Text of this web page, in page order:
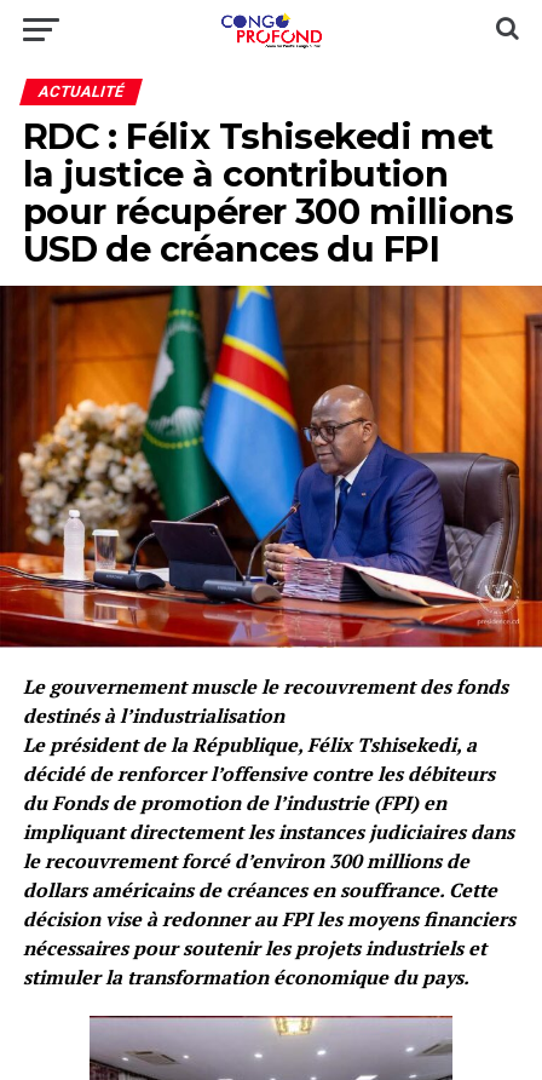
ACTUALITÉ
RDC : Félix Tshisekedi met
la justice à contribution
pour récupérer 300 millions
USD de créances du FPI
Le gouvernement muscle le recouvrement des fonds
destinés à l’industrialisation
Le président de la République, Félix Tshisekedi, a
décidé de renforcer l’offensive contre les débiteurs
du Fonds de promotion de l’industrie (FPI) en
impliquant directement les instances judiciaires dans
le recouvrement forcé d’environ 300 millions de
dollars américains de créances en souffrance. Cette
décision vise à redonner au FPI les moyens financiers
nécessaires pour soutenir les projets industriels et
stimuler la transformation économique du pays.